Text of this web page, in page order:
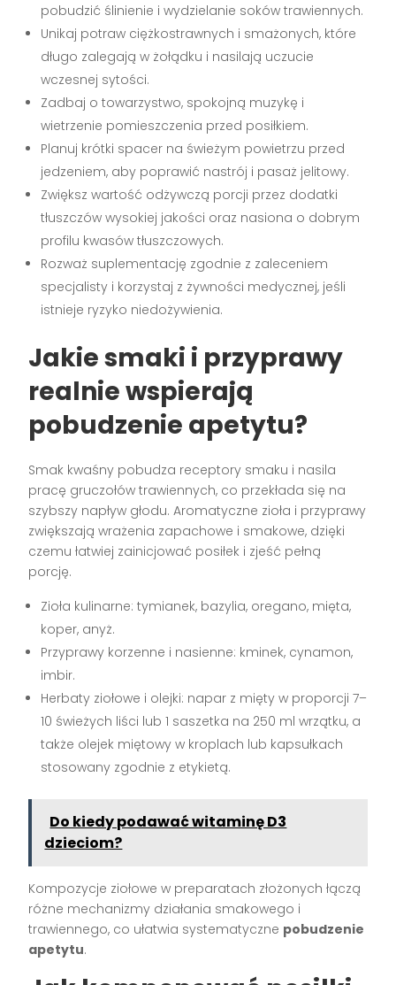
pobudzić ślinienie i wydzielanie soków trawiennych.
Unikaj potraw ciężkostrawnych i smażonych, które
długo zalegają w żołądku i nasilają uczucie
wczesnej sytości.
Zadbaj o towarzystwo, spokojną muzykę i
wietrzenie pomieszczenia przed posiłkiem.
Planuj krótki spacer na świeżym powietrzu przed
jedzeniem, aby poprawić nastrój i pasaż jelitowy.
Zwiększ wartość odżywczą porcji przez dodatki
tłuszczów wysokiej jakości oraz nasiona o dobrym
profilu kwasów tłuszczowych.
Rozważ suplementację zgodnie z zaleceniem
specjalisty i korzystaj z żywności medycznej, jeśli
istnieje ryzyko niedożywienia.
Jakie smaki i przyprawy
realnie wspierają
pobudzenie apetytu?
Smak kwaśny pobudza receptory smaku i nasila
pracę gruczołów trawiennych, co przekłada się na
szybszy napływ głodu. Aromatyczne zioła i przyprawy
zwiększają wrażenia zapachowe i smakowe, dzięki
czemu łatwiej zainicjować posiłek i zjeść pełną
porcję.
Zioła kulinarne: tymianek, bazylia, oregano, mięta,
koper, anyż.
Przyprawy korzenne i nasienne: kminek, cynamon,
imbir.
Herbaty ziołowe i olejki: napar z mięty w proporcji 7–
10 świeżych liści lub 1 saszetka na 250 ml wrzątku, a
także olejek miętowy w kroplach lub kapsułkach
stosowany zgodnie z etykietą.
Do kiedy podawać witaminę D3
dzieciom?
Kompozycje ziołowe w preparatach złożonych łączą
różne mechanizmy działania smakowego i
trawiennego, co ułatwia systematyczne pobudzenie
apetytu.